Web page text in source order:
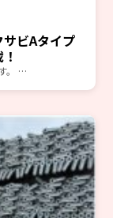
サビAタイプ
。 …